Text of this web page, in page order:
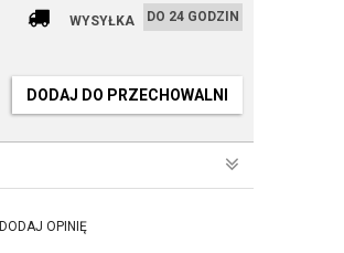
WYSYŁKA DO 24 GODZIN
DODAJ DO PRZECHOWALNI
DODAJ OPINIĘ